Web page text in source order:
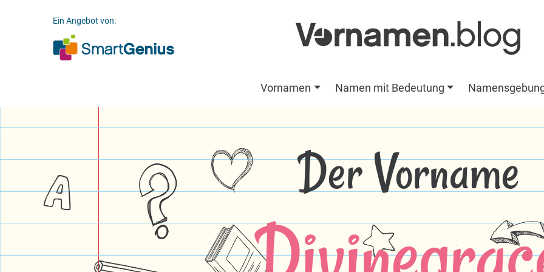
Ein Angebot von:
Vornamen Namen mit Bedeutung
Der Vorname